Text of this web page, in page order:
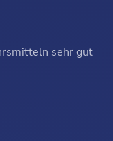
sehr gut